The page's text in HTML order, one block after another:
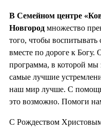
В Семейном центре
Новгород множество
того, чтобы
вместе по дороге к
программа, в которой мы
самые лучшие
наш мир лучше. С
это возможно. Помоги
С Рождеством